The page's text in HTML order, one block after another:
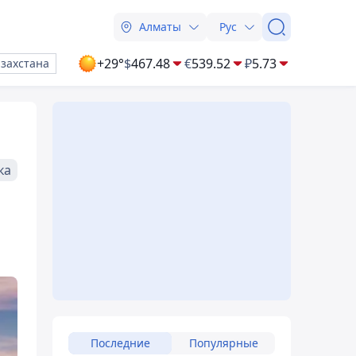
Алматы Рус
+29°$467.48 €539.52 ₽5.73
Последние Популярные